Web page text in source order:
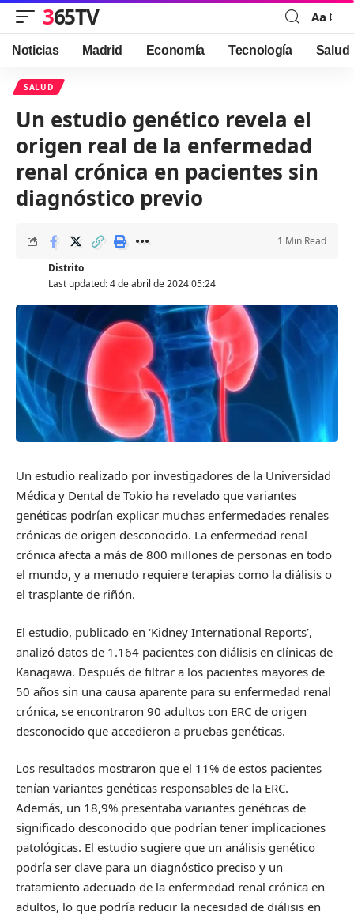
365TV
Font
Resizer
Aa
Noticias Madrid Economía Tecnología Salud
SALUD
Un estudio genético revela el
origen real de la enfermedad
renal crónica en pacientes sin
diagnóstico previo
Last updated: 4 de abril de 2024 05:24
Distrito
1 Min Read
Un estudio realizado por investigadores de la Universidad
Médica y Dental de Tokio ha revelado que variantes
genéticas podrían explicar muchas enfermedades renales
crónicas de origen desconocido. La enfermedad renal
crónica afecta a más de 800 millones de personas en todo
el mundo, y a menudo requiere terapias como la diálisis o
el trasplante de riñón.
El estudio, publicado en ‘Kidney International Reports’,
analizó datos de 1.164 pacientes con diálisis en clínicas de
Kanagawa. Después de filtrar a los pacientes mayores de
50 años sin una causa aparente para su enfermedad renal
crónica, se encontraron 90 adultos con ERC de origen
desconocido que accedieron a pruebas genéticas.
Los resultados mostraron que el 11% de estos pacientes
tenían variantes genéticas responsables de la ERC.
Además, un 18,9% presentaba variantes genéticas de
significado desconocido que podrían tener implicaciones
patológicas. El estudio sugiere que un análisis genético
podría ser clave para un diagnóstico preciso y un
tratamiento adecuado de la enfermedad renal crónica en
adultos, lo que podría reducir la necesidad de diálisis en